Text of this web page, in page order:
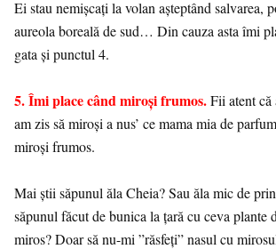
Ei stau nemișcați la volan așteptând salvarea,
aureola boreală de sud… Din cauza asta îmi
gata și punctul 4.
5. Îmi place când miroși frumos.Fii atent că
am zis să miroși a nus’ ce mama mia de
miroși frumos.
Mai știi săpunul ăla Cheia? Sau ăla mic de
săpunul făcut de bunica la țară cu ceva plante
miros? Doar să nu-mi ”răsfeți” nasul cu